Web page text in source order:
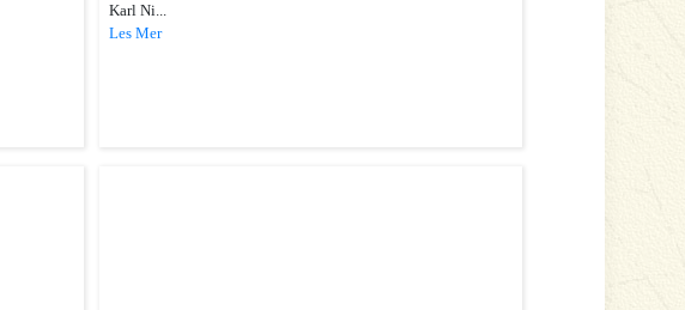
Karl Ni...
Les Mer